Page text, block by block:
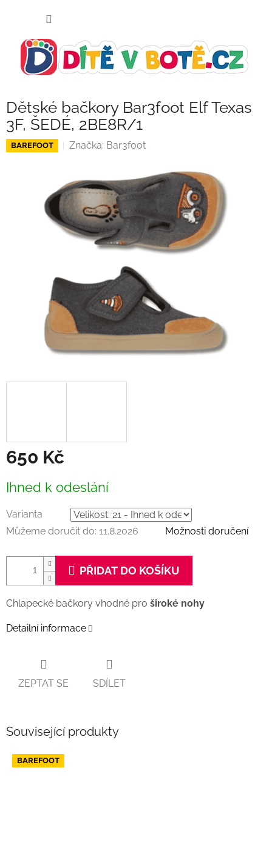
Dětské bačkory Bar3foot Elf Texas
3F, ŠEDÉ, 2BE8R/1
BAREFOOT Značka: Bar3foot
650 Kč
cena:
Ihned k odeslání
Varianta
Můžeme doručit do: 11.8.2026 Možnosti doručení
PŘIDAT DO KOŠÍKU
Chlapecké bačkory vhodné pro široké nohy
Detailní informace
ZEPTAT SE SDÍLET
Související produkty
BAREFOOT